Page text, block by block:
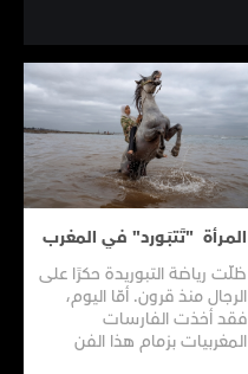
المـرأة "تَتبَـورد" في المغرب
ظلّت رياضة التبوريدة حكرًا على
الرجال منذ قرون. أمّا اليوم،
فقد أخذت الفارسات
المغربيات بزمام هذا الفن